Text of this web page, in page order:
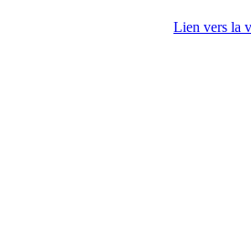
Lien vers la